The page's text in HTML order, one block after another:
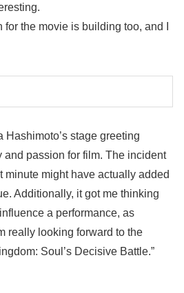
the movie is building too, and I
stage greeting
and passion for film. The incident
minute might have actually added
Additionally, it got me thinking
a performance, as
really looking forward to the
Soul’s Decisive Battle.”